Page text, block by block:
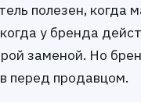
полезен, когда
у бренда
заменой. Но
перед продавцом.